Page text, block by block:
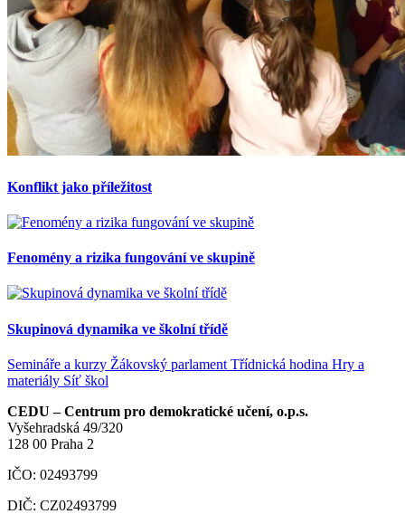
Konflikt jako příležitost
Fenomény a rizika fungování ve skupině
Skupinová dynamika ve školní třídě
Semináře a kurzy Žákovský parlament Třídnická hodina Hry a
materiály Síť škol
CEDU – Centrum pro demokratické učení, o.p.s.
Vyšehradská 49/320
128 00 Praha 2
IČO: 02493799
DIČ: CZ02493799